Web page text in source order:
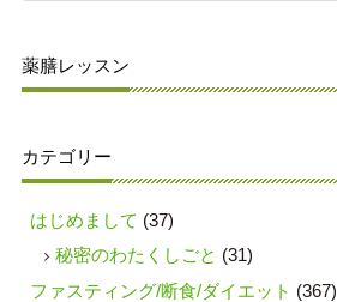
薬膳レッスン
カテゴリー
はじめまして (37)
秘密のわたくしごと (31)
ファスティング/断食/ダイエット (367)